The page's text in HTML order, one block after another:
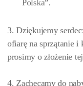
Polska”.
3. Dziękujemy
ofiarę na sprzątanie
prosimy o złożenie
4. Zachęcamy do